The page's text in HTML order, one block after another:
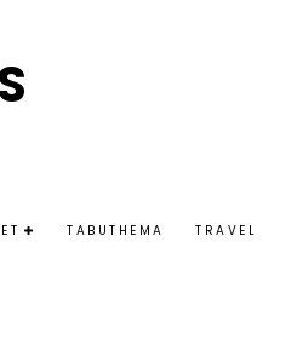
TABUTHEMA TRAVEL